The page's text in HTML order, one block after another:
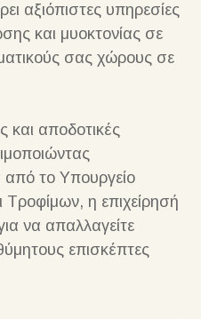
αξιόπιστες υπηρεσίες
και μυοκτονίας σε
σας χώρους σε
και αποδοτικές
από το Υπουργείο
Τροφίμων, η επιχείρησή
να απαλλαγείτε
επισκέπτες